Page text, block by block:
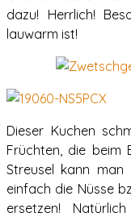
dazu! Herrlich!
lauwarm ist!
Dieser Kuchen
Früchten, die beim
Streusel kann
einfach die Nüsse
ersetzen!